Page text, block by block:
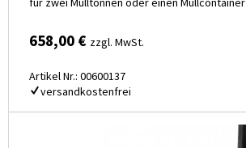
658,00 € zzgl. MwSt.
Artikel Nr.: 00600137
versandkostenfrei